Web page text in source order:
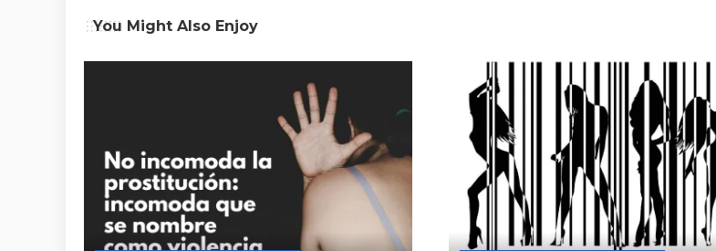
You Might Also Enjoy